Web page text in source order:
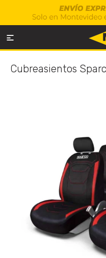

Cubreasientos